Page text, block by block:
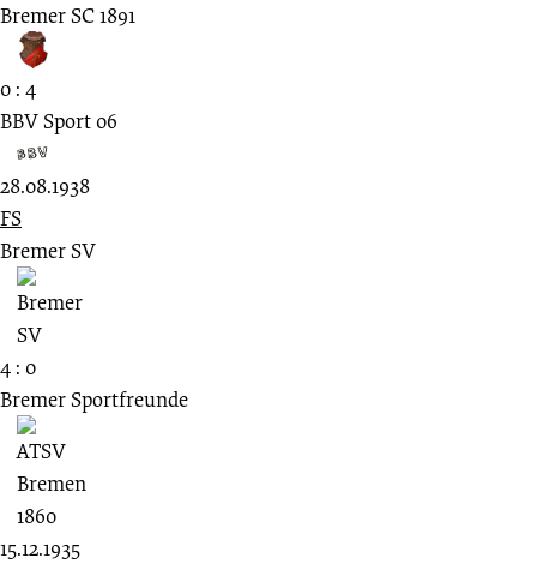
Bremer SC 1891
0 : 4
BBV Sport 06
28.08.1938
FS
Bremer SV
4 : 0
Bremer Sportfreunde
15.12.1935